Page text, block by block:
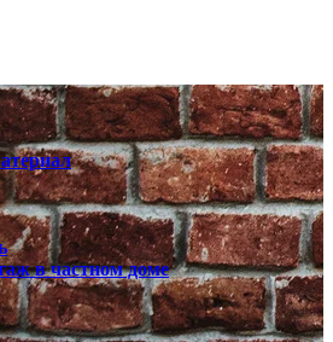
в частном доме